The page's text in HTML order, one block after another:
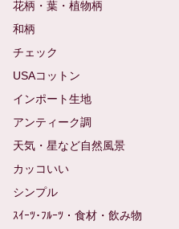
花柄・葉・植物柄
和柄
チェック
USAコットン
インポート生地
アンティーク調
天気・星など自然風景
カッコいい
シンプル
ｽｲｰﾂ･ﾌﾙｰﾂ・食材・飲み物